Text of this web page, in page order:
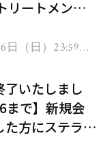
日（日）23:59ま
いたしまし
まで】新規会
た方にステラボ